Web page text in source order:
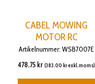
CABEL MOWING
MOTOR RC
Artikelnummer: WSB7007E
478.75 kr (383.00 krexkl.moms)